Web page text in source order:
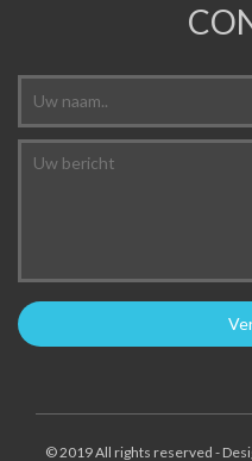
© 2019 All rights reserved -